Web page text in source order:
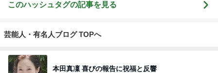
このハッシュタグの記事を見る
芸能人・有名人ブログ TOPへ
本田真凜 喜びの報告に祝福と反響